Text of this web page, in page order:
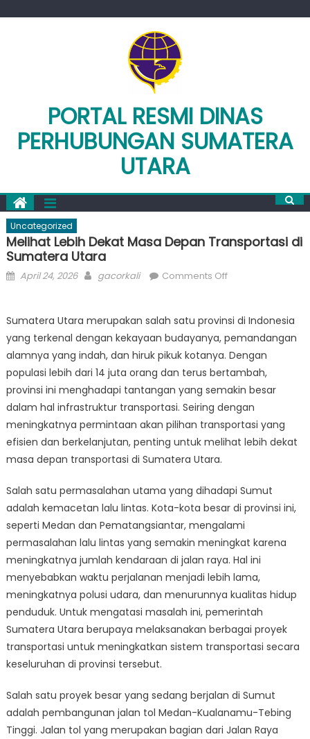
PORTAL RESMI DINAS
PERHUBUNGAN SUMATERA
UTARA
Uncategorized
Melihat Lebih Dekat Masa Depan Transportasi di
Sumatera Utara
Posted
April 24, 2026 Author
gacorkali Comments Offon
Dekat
Masa
Depan
Transportasi
di
Sumatera
Utara
Sumatera Utara merupakan salah satu provinsi di Indonesia
yang terkenal dengan kekayaan budayanya, pemandangan
alamnya yang indah, dan hiruk pikuk kotanya. Dengan
populasi lebih dari 14 juta orang dan terus bertambah,
provinsi ini menghadapi tantangan yang semakin besar
dalam hal infrastruktur transportasi. Seiring dengan
meningkatnya permintaan akan pilihan transportasi yang
efisien dan berkelanjutan, penting untuk melihat lebih dekat
masa depan transportasi di Sumatera Utara.
Salah satu permasalahan utama yang dihadapi Sumut
adalah kemacetan lalu lintas. Kota-kota besar di provinsi ini,
seperti Medan dan Pematangsiantar, mengalami
permasalahan lalu lintas yang semakin meningkat karena
meningkatnya jumlah kendaraan di jalan raya. Hal ini
menyebabkan waktu perjalanan menjadi lebih lama,
meningkatnya polusi udara, dan menurunnya kualitas hidup
penduduk. Untuk mengatasi masalah ini, pemerintah
Sumatera Utara berupaya melaksanakan berbagai proyek
transportasi untuk meningkatkan sistem transportasi secara
keseluruhan di provinsi tersebut.
Salah satu proyek besar yang sedang berjalan di Sumut
adalah pembangunan jalan tol Medan-Kualanamu-Tebing
Tinggi. Jalan tol yang merupakan bagian dari Jalan Raya